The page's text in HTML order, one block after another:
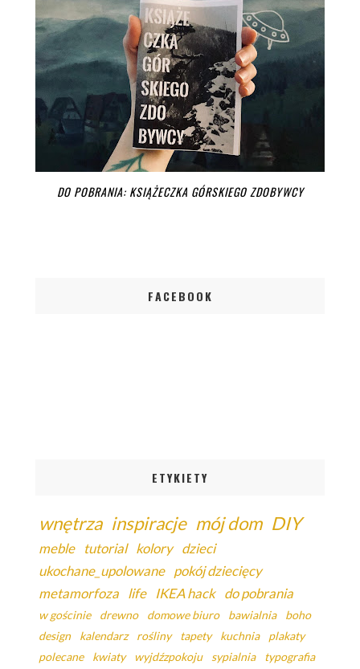
DO POBRANIA: KSIĄŻECZKA GÓRSKIEGO ZDOBYWCY
FACEBOOK
ETYKIETY
wnętrza inspiracje mój dom DIY
meble tutorial kolory dzieci
ukochane_upolowane pokój dziecięcy
metamorfoza life IKEA hack do pobrania
w gościnie drewno domowe biuro bawialnia
boho
design
kalendarz rośliny tapety kuchnia
plakaty
polecane
kwiaty wyjdźzpokoju sypialnia
typografia